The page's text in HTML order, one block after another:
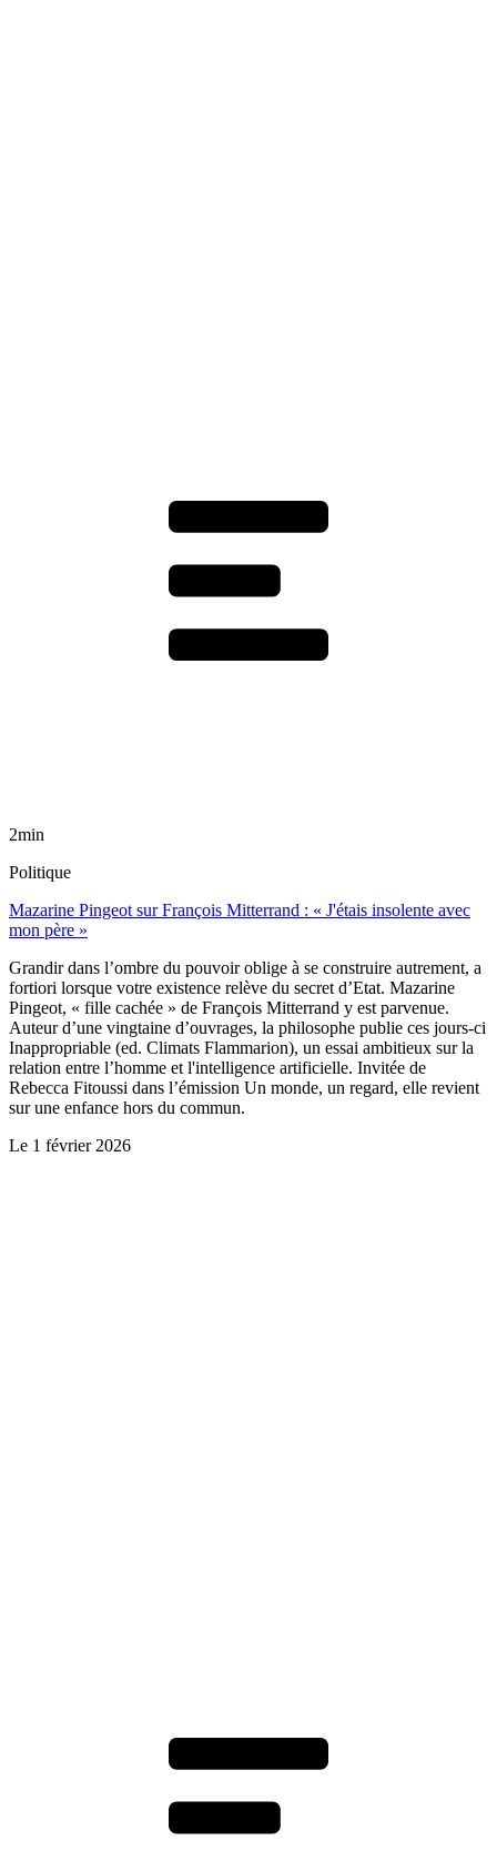
2min
Politique
Mazarine Pingeot sur François Mitterrand : « J'étais insolente avec
mon père »
Grandir dans l’ombre du pouvoir oblige à se construire autrement, a
fortiori lorsque votre existence relève du secret d’Etat. Mazarine
Pingeot, « fille cachée » de François Mitterrand y est parvenue.
Auteur d’une vingtaine d’ouvrages, la philosophe publie ces jours-ci
Inappropriable (ed. Climats Flammarion), un essai ambitieux sur la
relation entre l’homme et l'intelligence artificielle. Invitée de
Rebecca Fitoussi dans l’émission Un monde, un regard, elle revient
sur une enfance hors du commun.
Le 1 février 2026